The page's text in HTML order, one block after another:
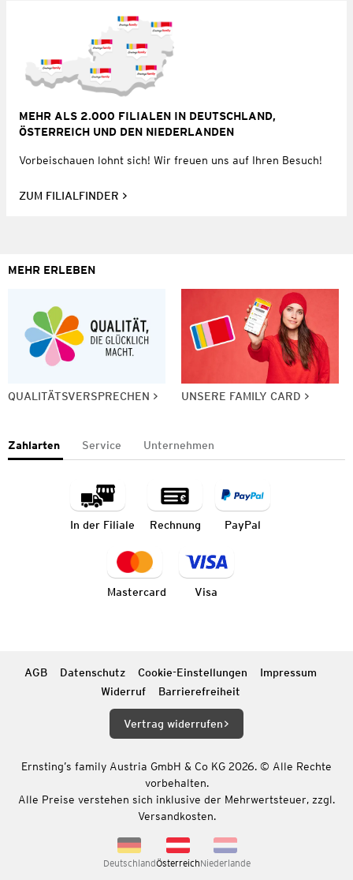
MEHR ALS 2.000 FILIALEN IN DEUTSCHLAND,
ÖSTERREICH UND DEN NIEDERLANDEN
Vorbeischauen lohnt sich! Wir freuen uns auf Ihren Besuch!
ZUM FILIALFINDER
MEHR ERLEBEN
QUALITÄTSVERSPRECHEN UNSERE FAMILY CARD
Zahlarten Service Unternehmen
In der Filiale Rechnung PayPal
Mastercard Visa
AGB Datenschutz Cookie-Einstellungen
Impressum
Widerruf
Barrierefreiheit
Vertrag widerrufen
Ernsting’s family Austria GmbH & Co KG 2026. © Alle Rechte
vorbehalten.
Alle Preise verstehen sich inklusive der Mehrwertsteuer, zzgl.
Versandkosten.
DeutschlandÖsterreichNiederlande